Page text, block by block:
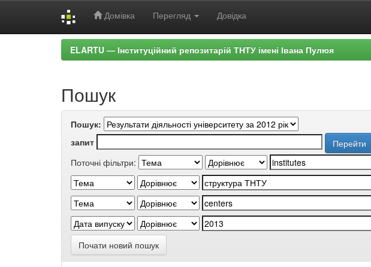
Домівка Перегляд Довідка
ELARTU — Інституційний репозитарій ТНТУ імені Івана Пулюя
Пошук
Пошук:
запит
Поточні фільтри:
Почати новий пошук